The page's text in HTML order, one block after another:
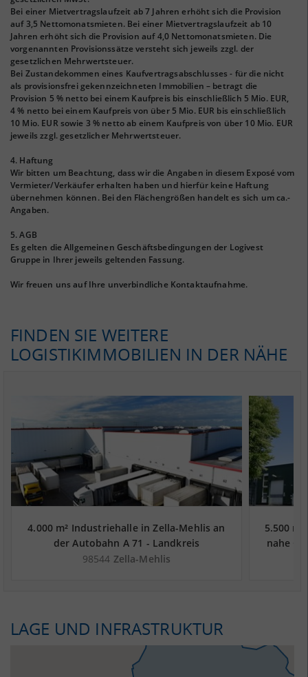
Bei einer Mietvertragslaufzeit ab 7 Jahren erhöht sich die Provision
auf 3,5 Nettomonatsmieten. Bei einer Mietvertragslaufzeit ab 10
Jahren erhöht sich die Provision auf 4,0 Nettomonatsmieten. Die
vorgenannten Provisionssätze versteht sich jeweils zzgl. der
gesetzlichen Mehrwertsteuer.
Bei Zustandekommen eines Kaufvertragsabschlusses - für die nicht
als provisionsfrei gekennzeichneten Immobilien – betragt die
Provision 5 % netto bei einem Kaufpreis bis einschließlich 5 Mio. EUR,
4 % netto bei einem Kaufpreis von über 5 Mio. EUR bis einschließlich
10 Mio. EUR sowie 3 % netto ab einem Kaufpreis von über 10 Mio. EUR
jeweils zzgl. gesetzlicher Mehrwertsteuer.
4. Haftung
Wir bitten um Beachtung, dass wir die Angaben in diesem Exposé vom
Vermieter/Verkäufer erhalten haben und hierfür keine Haftung
übernehmen können. Bei den Flächengrößen handelt es sich um ca.-
Angaben.
5. AGB
Es gelten die Allgemeinen Geschäftsbedingungen der Logivest
Gruppe in Ihrer jeweils geltenden Fassung.
Wir freuen uns auf Ihre unverbindliche Kontaktaufnahme.
FINDEN SIE WEITERE
LOGISTIKIMMOBILIEN IN DER NÄHE
4.000 m² Industriehalle in Zella-Mehlis an
der Autobahn A 71 - Landkreis
Schmalkalden-Meiningen
98544 Zella-Mehlis
5.500
nahe
LAGE UND INFRASTRUKTUR